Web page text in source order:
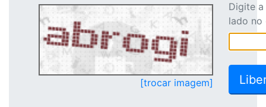
[trocar imagem]
Digite
lado no